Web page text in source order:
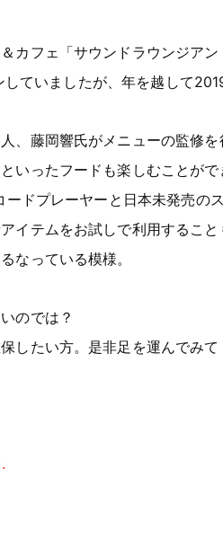
カフェ「サウンドラウンジア
ていましたが、年を越して
、藤岡響氏がメニューの監修を
いったフードも楽しむことがで
ドプレーヤーと日本未発売の
イテムをお試しで利用すること
なっている模様。
のでは？
したい方。是非足を運んでみて